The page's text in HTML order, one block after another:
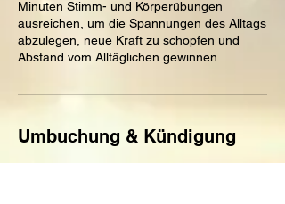
Minuten Stimm- und Körperübungen
ausreichen, um die Spannungen des Alltags
abzulegen, neue Kraft zu schöpfen und
Abstand vom Alltäglichen gewinnen.
Umbuchung & Kündigung